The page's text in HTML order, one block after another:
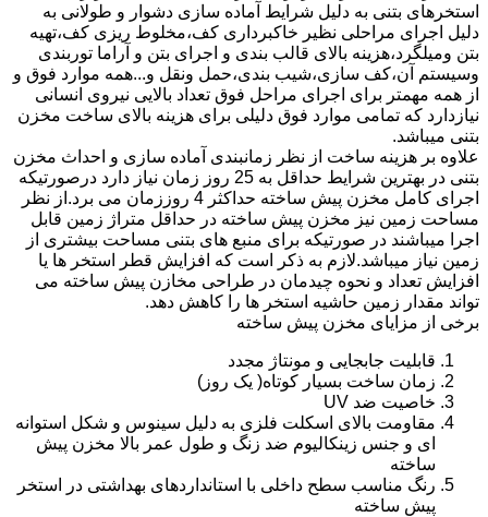
استخرهای بتنی به دلیل شرایط آماده سازی دشوار و طولانی به
دلیل اجرای مراحلی نظیر خاکبرداری کف،مخلوط ریزی کف،تهیه
بتن ومیلگرد،هزینه بالای قالب بندی و اجرای بتن و آراما توربندی
وسیستم آن،کف سازی،شیب بندی،حمل ونقل و...همه موارد فوق و
از همه مهمتر برای اجرای مراحل فوق تعداد بالایی نیروی انسانی
نیازدارد که تمامی موارد فوق دلیلی برای هزینه بالای ساخت مخزن
بتنی میباشد.
علاوه بر هزینه ساخت از نظر زمانبندی آماده سازی و احداث مخزن
بتنی در بهترین شرایط حداقل به 25 روز زمان نیاز دارد درصورتیکه
اجرای کامل مخزن پیش ساخته حداکثر 4 روززمان می برد.از نظر
مساحت زمین نیز مخزن پیش ساخته در حداقل متراژ زمین قابل
اجرا میباشند در صورتیکه برای منبع های بتنی مساحت بیشتری از
زمین نیاز میباشد.لازم به ذکر است که افزایش قطر استخر ها یا
افزایش تعداد و نحوه چیدمان در طراحی مخازن پیش ساخته می
تواند مقدار زمین حاشیه استخر ها را کاهش دهد.
برخی از مزایای مخزن پیش ساخته
قابلیت جابجایی و مونتاژ مجدد
زمان ساخت بسیار کوتاه( یک روز)
خاصیت ضد UV
مقاومت بالای اسکلت فلزی به دلیل سینوس و شکل استوانه
ای و جنس زینکالیوم ضد زنگ و طول عمر بالا مخزن پیش
ساخته
رنگ مناسب سطح داخلی با استانداردهای بهداشتی در استخر
پیش ساخته